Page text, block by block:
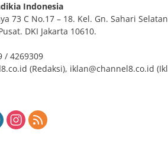
Indonesia
73 C No.17 – 18. Kel. Gn. Sahari
DKI Jakarta 10610.
/ 4269309
(Redaksi), iklan@channel8.co.id